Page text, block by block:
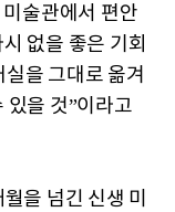
술관에서 편안
없을 좋은 기회
을 그대로 옮겨
있을 것”이라고
을 넘긴 신생 미